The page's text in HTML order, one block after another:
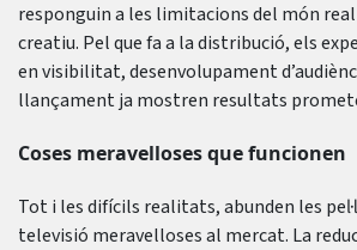
responguin a les limitacions del món
creatiu. Pel que fa a la distribució, els
en visibilitat, desenvolupament
llançament ja mostren resultats
Coses meravelloses que funcionen
Tot i les difícils realitats, abunden les
televisió meravelloses al mercat. La